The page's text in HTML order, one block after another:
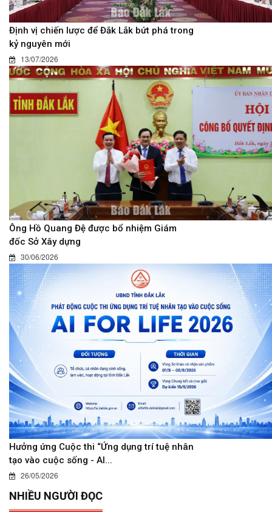
Định vị chiến lược để Đắk Lắk bứt phá trong
kỷ nguyên mới
13/07/2026
Ông Hồ Quang Đệ được bổ nhiệm Giám
đốc Sở Xây dựng
30/06/2026
Hưởng ứng Cuộc thi “Ứng dụng trí tuệ nhân
tạo vào cuộc sống - AI...
26/05/2026
NHIỀU NGƯỜI ĐỌC